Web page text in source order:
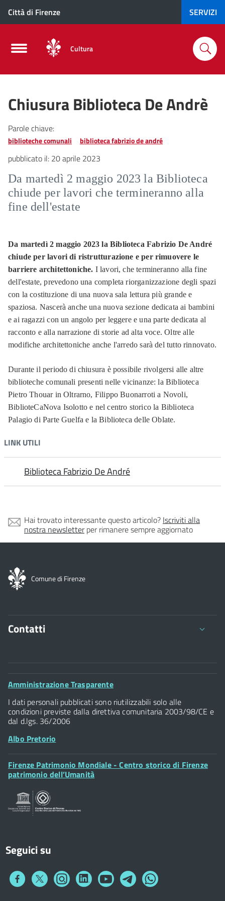
Città di Firenze SERVIZI
Cultura
Chiusura Biblioteca De Andrè
Parole chiave:
biblioteche comunali biblioteca fabrizio de andré
pubblicato il: 20 aprile 2023
Da martedì 2 maggio 2023 la Biblioteca
chiude per lavori che termineranno alla
fine dell'estate
Da martedì 2 maggio 2023 la Biblioteca Fabrizio De André
chiude per lavori di ristrutturazione e per rimuovere le
barriere architettoniche. I lavori, che termineranno alla fine
dell'estate, prevedono una completa riorganizzazione degli spazi
con la costituzione di una nuova sala lettura più grande e
spaziosa. Nascerà anche una nuova sezione dedicata ai bambini
e ai ragazzi con un angolo per leggere e una parte dedicata al
racconto e alla narrazione di storie ad alta voce. Oltre alle
modifiche architettoniche anche l'arredo sarà del tutto rinnovato.
Durante il periodo di chiusura è possibile rivolgersi alle altre
biblioteche comunali presenti nelle vicinanze: la Biblioteca
Pietro Thouar in Oltrarno, Filippo Buonarroti a Novoli,
BiblioteCaNova Isolotto e nel centro storico la Biblioteca
Palagio di Parte Guelfa e la Biblioteca delle Oblate.
LINK UTILI
Biblioteca Fabrizio De André
Hai trovato interessante questo articolo? Iscriviti alla
nostra newsletterper rimanere sempre aggiornato
Comune di Firenze
Contatti
Comune di Firenze
Palazzo Vecchio
Piazza della Signoria - 50122, Firenze
Posta Elettronica Certificata
Footer
Amministrazione Trasparente
I dati personali pubblicati sono riutilizzabili solo alle
condizioni previste dalla direttiva comunitaria 2003/98/CE e
dal d.lgs. 36/2006
Albo Pretorio
Footer
Widget
Firenze Patrimonio Mondiale - Centro storico di Firenze
patrimonio dell’Umanità
Seguici su
Collegamento
Collegamento
a
Collegamento
a
Collegamento
a
Collegamento
a
Collegamento
a
Collegamento
a